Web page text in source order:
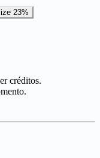
23%
créditos.